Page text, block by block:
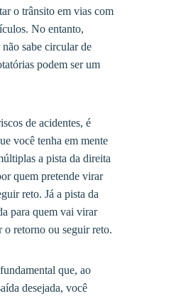
o trânsito em vias com
No entanto,
sabe circular de
podem ser um
de acidentes, é
você tenha em mente
a pista da direita
quem pretende virar
reto. Já a pista da
para quem vai virar
o retorno ou seguir reto.
que, ao
desejada, você